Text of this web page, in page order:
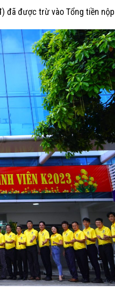
đã được trừ vào Tổng tiền nộp